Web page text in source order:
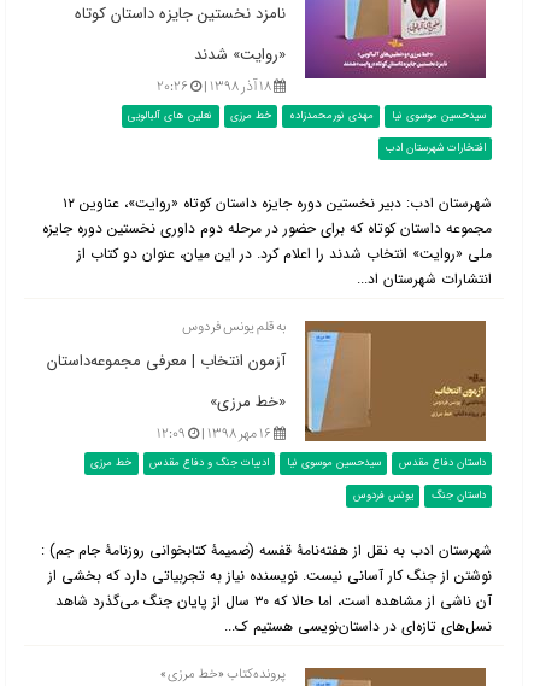
نامزد نخستین جایزه داستان کوتاه
«روایت» شدند
۱۸ آذر ۱۳۹۸ | ۲۰:۲۶
سیدحسین موسوی نیا مهدی نورمحمدزاده خط مرزی
نعلین های آلبالویی
افتخارات شهرستان ادب
شهرستان ادب: دبیر نخستین دوره جایزه داستان کوتاه «روایت»، عناوین ۱۲
مجموعه داستان کوتاه که برای حضور در مرحله دوم داوری نخستین دوره جایزه
ملی «روایت» انتخاب شدند را اعلام کرد. در این میان، عنوان دو کتاب از
انتشارات شهرستان اد...
به قلم یونس فردوس
آزمون انتخاب | معرفی مجموعه‌داستان
«خط مرزی»
۱۶ مهر ۱۳۹۸ | ۱۲:۰۹
داستان دفاع مقدس سیدحسین موسوی نیا ادبیات جنگ و دفاع مقدس
خط مرزی
داستان جنگ
یونس فردوس
شهرستان ادب به نقل از هفته‌نامۀ قفسه (ضمیمۀ کتابخوانی روزنامۀ جام جم) :
نوشتن از جنگ کار آسانی نیست. نویسنده نیاز به تجربیاتی دارد که بخشی از
آن ناشی از مشاهده است، اما حالا که ۳۰ سال از پایان جنگ می‌گذرد شاهد
نسل‌های تازه‌ای در داستان‌نویسی هستیم ک...
پرونده‌کتاب «خط مرزی»